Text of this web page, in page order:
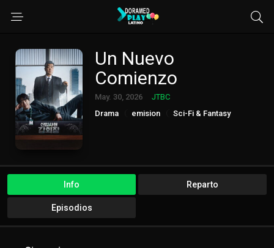
Un Nuevo
Comienzo
May. 30, 2026
JTBC
Drama
emision Sci-Fi & Fantasy
Info Reparto
Episodios